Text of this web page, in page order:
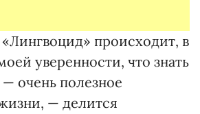
происходит, в
уверенности, что знать
очень полезное
— делится